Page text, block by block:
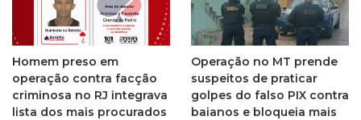
Homem preso em
operação contra facção
criminosa no RJ integrava
lista dos mais procurados
Operação no MT prende
suspeitos de praticar
golpes do falso PIX contra
baianos e bloqueia mais